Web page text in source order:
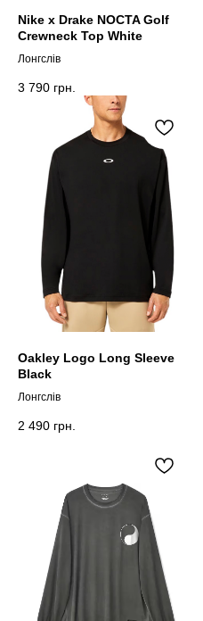
Nike x Drake NOCTA Golf
Crewneck Top White
Лонгслів
3 790 грн.
Oakley Logo Long Sleeve
Black
Лонгслів
2 490 грн.